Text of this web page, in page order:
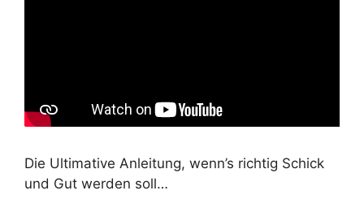
Die Ultimative Anleitung, wenn’s richtig Schick
und Gut werden soll…